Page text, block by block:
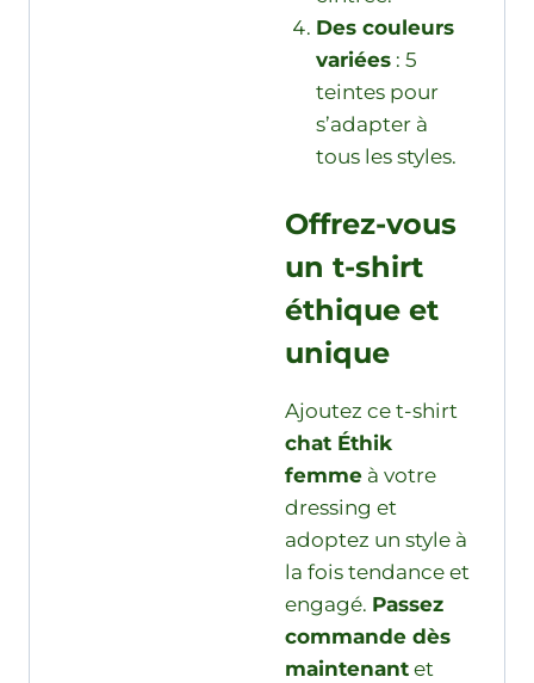
Des couleurs
variées: 5
teintes pour
s’adapter à
tous les styles.
Offrez-vous
un t-shirt
éthique et
unique
Ajoutez ce t-shirt
chat Éthik
femme à votre
dressing et
adoptez un style à
la fois tendance et
engagé. Passez
commande dès
maintenant et